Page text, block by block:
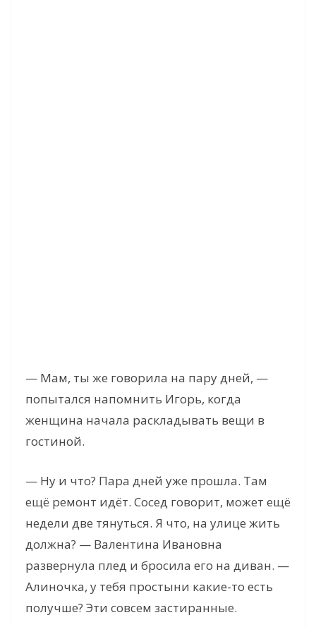
— Мам, ты же говорила на пару дней, —
попытался напомнить Игорь, когда
женщина начала раскладывать вещи в
гостиной.
— Ну и что? Пара дней уже прошла. Там
ещё ремонт идёт. Сосед говорит, может ещё
недели две тянуться. Я что, на улице жить
должна? — Валентина Ивановна
развернула плед и бросила его на диван. —
Алиночка, у тебя простыни какие-то есть
получше? Эти совсем застиранные.